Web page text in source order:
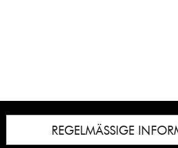
REGELMÄSSIGE